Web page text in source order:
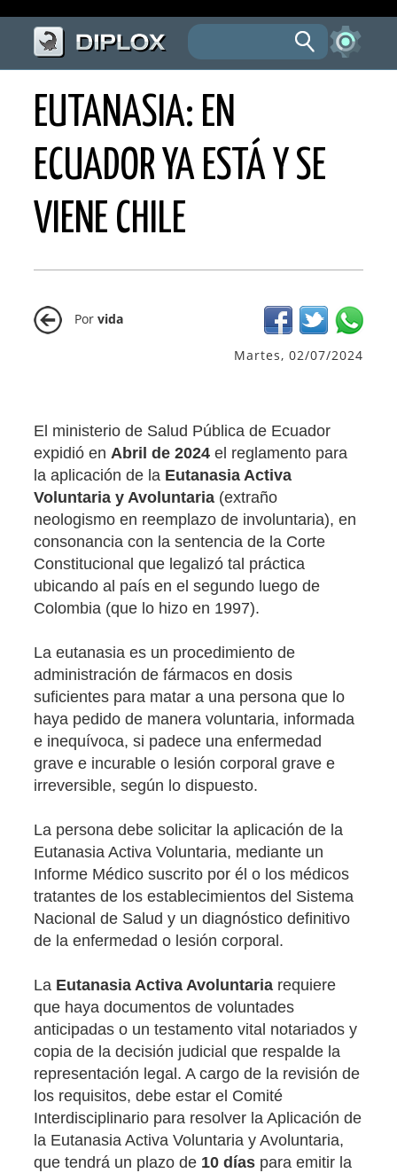
EUTANASIA: EN
ECUADOR YA ESTÁ Y SE
VIENE CHILE
Porvida
Martes, 02/07/2024
El ministerio de Salud Pública de Ecuador
expidió enAbril de 2024 el reglamento para
la aplicación de la Eutanasia Activa
Voluntaria y Avoluntaria (extraño
neologismo en reemplazo de involuntaria), en
consonancia con la sentencia de la Corte
Constitucional que legalizó tal práctica
ubicando al país en el segundo luego de
Colombia (que lo hizo en 1997).
La eutanasia es un procedimiento de
administración de fármacos en dosis
suficientes para matar a una persona que lo
haya pedido de manera voluntaria, informada
e inequívoca, si padece una enfermedad
grave e incurable o lesión corporal grave e
irreversible, según lo dispuesto.
La persona debe solicitar la aplicación de la
Eutanasia Activa Voluntaria, mediante un
Informe Médico suscrito por él o los médicos
tratantes de los establecimientos del Sistema
Nacional de Salud y un diagnóstico definitivo
de la enfermedad o lesión corporal.
La Eutanasia Activa Avoluntaria requiere
que haya documentos de voluntades
anticipadas o un testamento vital notariados y
copia de la decisión judicial que respalde la
representación legal. A cargo de la revisión de
los requisitos, debe estar el Comité
Interdisciplinario para resolver la Aplicación de
la Eutanasia Activa Voluntaria y Avoluntaria,
que tendrá un plazo de 10 días para emitir la